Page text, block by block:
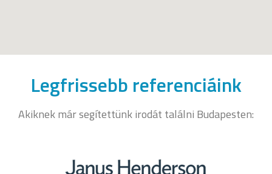
Legfrissebb referenciáink
Akiknek már segítettünk irodát találni Budapesten: